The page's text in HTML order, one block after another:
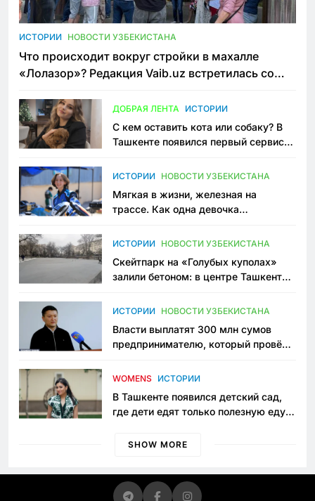
ИСТОРИИ НОВОСТИ УЗБЕКИСТАНА
Что происходит вокруг стройки в махалле
«Лолазор»? Редакция Vaib.uz встретилась со
ДОБРАЯ ЛЕНТА ИСТОРИИ
С кем оставить кота или собаку? В
Ташкенте появился первый сервис
ИСТОРИИ НОВОСТИ УЗБЕКИСТАНА
Мягкая в жизни, железная на
трассе. Как одна девочка
Узбекистане
ИСТОРИИ НОВОСТИ УЗБЕКИСТАНА
Скейтпарк на «Голубых куполах»
залили бетоном: в центре Ташкента
пространство
ИСТОРИИ НОВОСТИ УЗБЕКИСТАНА
Власти выплатят 300 млн сумов
предпринимателю, который провёл
приговору
WOMENS ИСТОРИИ
В Ташкенте появился детский сад,
где дети едят только полезную еду.
просить «кашу без сахара»
SHOW MORE